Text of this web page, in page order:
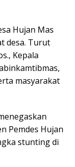
Hujan Mas
desa. Turut
Kepala
masyarakat
Pemdes Hujan
stunting di